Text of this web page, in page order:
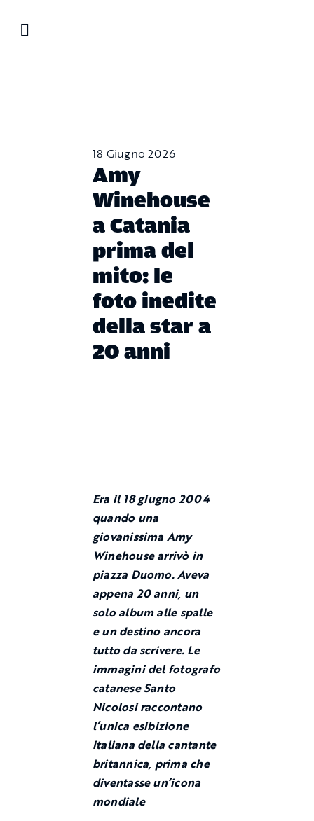
18 Giugno 2026
Amy
Winehouse
a Catania
prima del
mito: le
foto inedite
della star a
20 anni
Era il 18 giugno 2004
quando una
giovanissima Amy
Winehouse arrivò in
piazza Duomo. Aveva
appena 20 anni, un
solo album alle spalle
e un destino ancora
tutto da scrivere. Le
immagini del fotografo
catanese Santo
Nicolosi raccontano
l’unica esibizione
italiana della cantante
britannica, prima che
diventasse un’icona
mondiale